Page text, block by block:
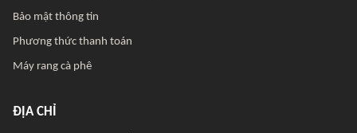
Bảo mật thông tin
Phương thức thanh toán
Máy rang cà phê
ĐỊA CHỈ